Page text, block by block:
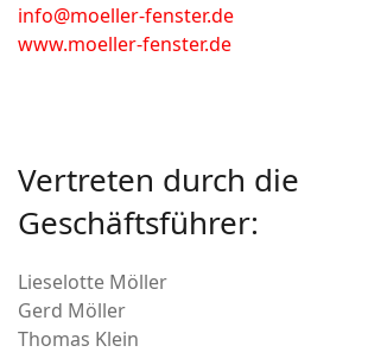
info@moeller-fenster.de
www.moeller-fenster.de
Vertreten durch die
Geschäftsführer:
Lieselotte Möller
Gerd Möller
Thomas Klein